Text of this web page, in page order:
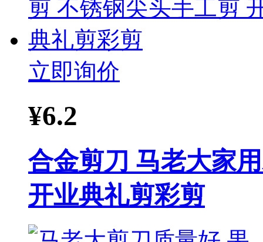
立即询价
¥6.2
合金剪刀 马老大家
开业典礼剪彩剪